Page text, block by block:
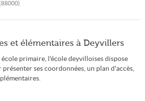
88000)
et élémentaires à Deyvillers
primaire, l'école deyvilloises dispose
ses coordonnées, un plan d'accès,